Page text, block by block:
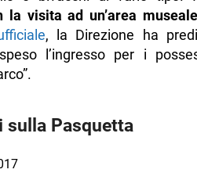
la visita ad un’area museale
, la Direzione ha
l’ingresso per i
sulla Pasquetta